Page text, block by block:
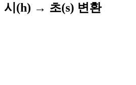
시(h) → 초(s) 변환